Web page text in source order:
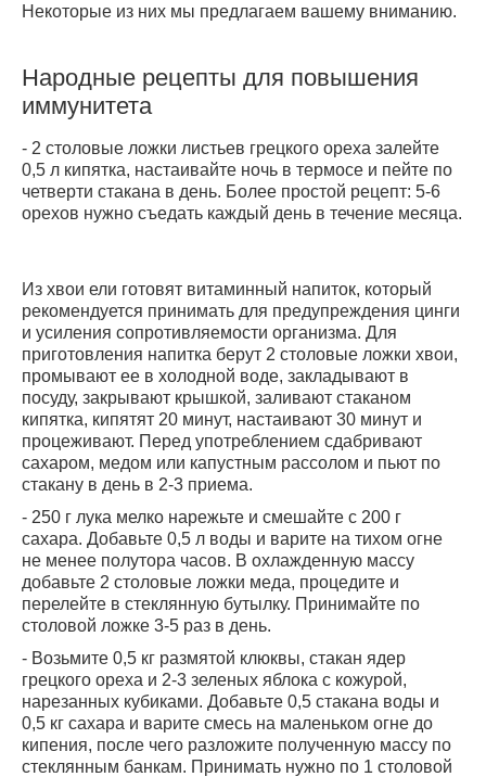
Некоторые из них мы предлагаем вашему вниманию.
Народные рецепты для повышения
иммунитета
- 2 столовые ложки листьев грецкого ореха залейте
0,5 л кипятка, настаивайте ночь в термосе и пейте по
четверти стакана в день. Более простой рецепт: 5-6
орехов нужно съедать каждый день в течение месяца.
Из хвои ели готовят витаминный напиток, который
рекомендуется принимать для предупреждения цинги
и усиления сопротивляемости организма. Для
приготовления напитка берут 2 столовые ложки хвои,
промывают ее в холодной воде, закладывают в
посуду, закрывают крышкой, заливают стаканом
кипятка, кипятят 20 минут, настаивают 30 минут и
процеживают. Перед употреблением сдабривают
сахаром, медом или капустным рассолом и пьют по
стакану в день в 2-3 приема.
- 250 г лука мелко нарежьте и смешайте с 200 г
сахара. Добавьте 0,5 л воды и варите на тихом огне
не менее полутора часов. В охлажденную массу
добавьте 2 столовые ложки меда, процедите и
перелейте в стеклянную бутылку. Принимайте по
столовой ложке 3-5 раз в день.
- Возьмите 0,5 кг размятой клюквы, стакан ядер
грецкого ореха и 2-3 зеленых яблока с кожурой,
нарезанных кубиками. Добавьте 0,5 стакана воды и
0,5 кг сахара и варите смесь на маленьком огне до
кипения, после чего разложите полученную массу по
стеклянным банкам. Принимать нужно по 1 столовой